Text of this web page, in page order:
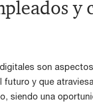
y
son
futuro y que
siendo una